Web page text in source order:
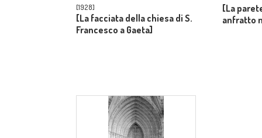
[1928]
[La facciata della chiesa di S.
Francesco a Gaeta]
[La
anfratto